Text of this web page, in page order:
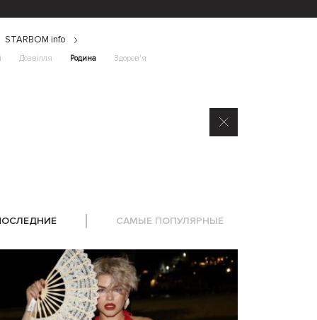
Дозвілля Родина Здоров’я
STARBOM info
САМЫЕ ПОПУЛЯРНЫЕ